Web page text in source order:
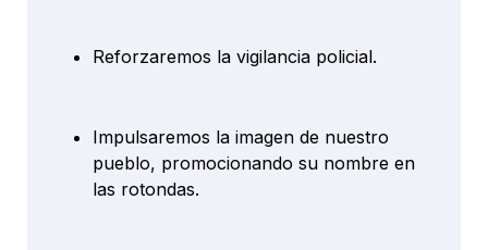
Reforzaremos la vigilancia policial.
Impulsaremos la imagen de nuestro
pueblo, promocionando su nombre en
las rotondas.